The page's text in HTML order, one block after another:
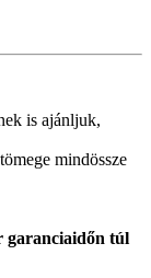
is ajánljuk,
mindössze
garanciaidőn túl